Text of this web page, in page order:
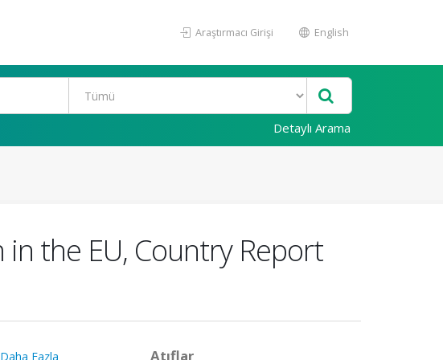
Araştırmacı Girişi English
Detaylı Arama
the EU, Country Report
Fazla Atıflar